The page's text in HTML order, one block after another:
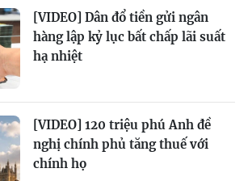
[VIDEO] Dân đổ tiền gửi ngân
hàng lập kỷ lục bất chấp lãi suất
hạ nhiệt
[VIDEO] 120 triệu phú Anh đề
nghị chính phủ tăng thuế với
chính họ